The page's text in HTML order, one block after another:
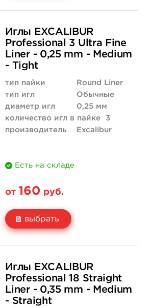
280 руб.
купить
2 660 руб.
купить
Иглы EXCALIBUR
Professional 3 Ultra Fine
Liner - 0,25 mm - Medium
- Tight
тип пайки
Round Liner
тип игл
Обычные
диаметр игл
0,25 мм
количество игл в пайке
3
производитель
Excalibur
Есть на складе
от 160 руб.
выбрать
160 руб.
купить
1 520 руб.
купить
Иглы EXCALIBUR
Professional 18 Straight
Liner - 0,35 mm - Medium
- Straight